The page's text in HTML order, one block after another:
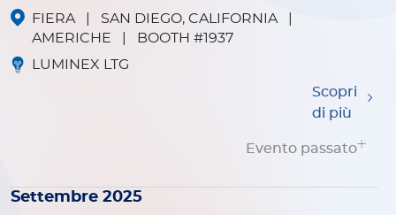
FIERA SAN DIEGO, CALIFORNIA
AMERICHE
BOOTH #1937
LUMINEX LTG
Scopri
di più
Evento passato
Settembre 2025